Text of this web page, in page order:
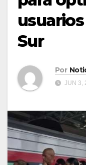
Sur
Por
JUN 3,